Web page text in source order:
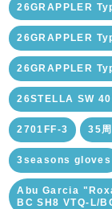
26GRAPPLER
26GRAPPLER
26GRAPPLER
26STELLA SW
2701FF-3 35
3seasons gloves
Abu Garcia
BC SH8 VTQ-L/